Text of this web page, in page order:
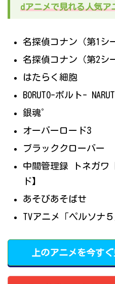
dアニメで見れる人気ア
名探偵コナン（第1シ
名探偵コナン（第2シ
はたらく細胞
BORUTO-ボルト-
銀魂゜
オーバーロード3
ブラッククローバー
中間管理録 トネガワ
ド】
あそびあそばせ
TVアニメ「ペルソナ５
上のアニメを今す